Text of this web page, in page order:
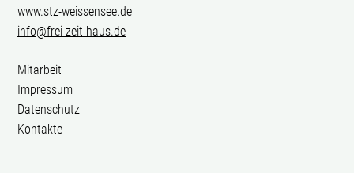
www.stz-weissensee.de
info@frei-zeit-haus.de
Mitarbeit
Impressum
Datenschutz
Kontakte